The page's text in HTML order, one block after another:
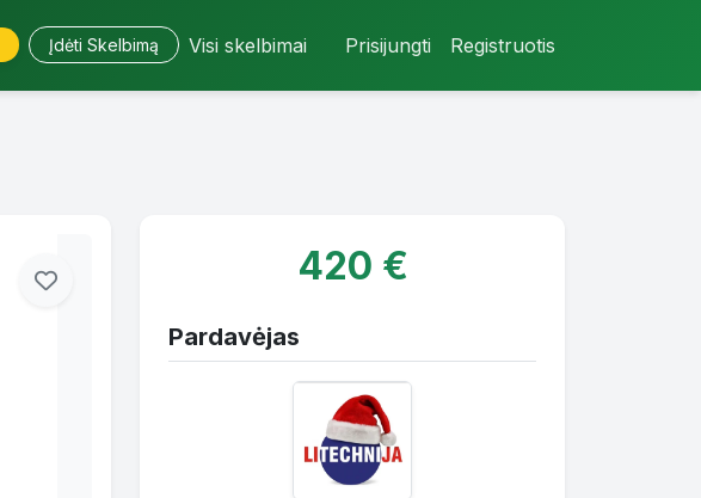
Įdėti Skelbimą Visi skelbimai Prisijungti Registruotis
420 €
Pardavėjas